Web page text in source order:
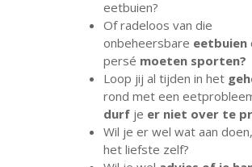
eetbuien?
Of radeloos van die
onbeheersbare eetbuien
persé moeten sporten?
Loop jij al tijden in het
rond met een
durf je er niet over te
Wil je er wel wat aan
het liefste zelf?